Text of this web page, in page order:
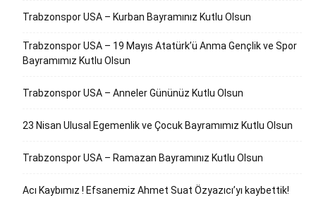
Trabzonspor USA – Kurban Bayramınız Kutlu Olsun
Trabzonspor USA – 19 Mayıs Atatürk’ü Anma Gençlik ve Spor
Bayramımız Kutlu Olsun
Trabzonspor USA – Anneler Gününüz Kutlu Olsun
23 Nisan Ulusal Egemenlik ve Çocuk Bayramımız Kutlu Olsun
Trabzonspor USA – Ramazan Bayramınız Kutlu Olsun
Acı Kaybımız ! Efsanemiz Ahmet Suat Özyazıcı’yı kaybettik!